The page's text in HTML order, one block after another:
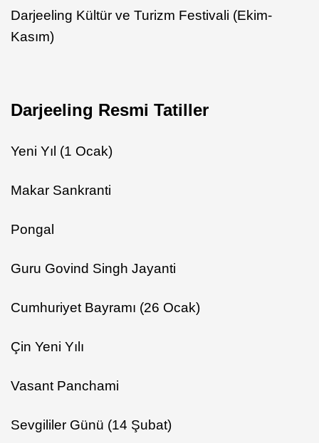
Darjeeling Kültür ve Turizm Festivali (Ekim-
Kasım)
Darjeeling Resmi Tatiller
Yeni Yıl (1 Ocak)
Makar Sankranti
Pongal
Guru Govind Singh Jayanti
Cumhuriyet Bayramı (26 Ocak)
Çin Yeni Yılı
Vasant Panchami
Sevgililer Günü (14 Şubat)